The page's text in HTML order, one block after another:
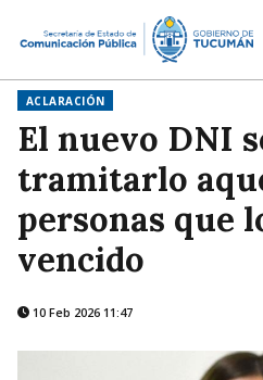
ACLARACIÓN
El nuevo DNI
tramitarlo
personas que
vencido
10 Feb 2026 11:47